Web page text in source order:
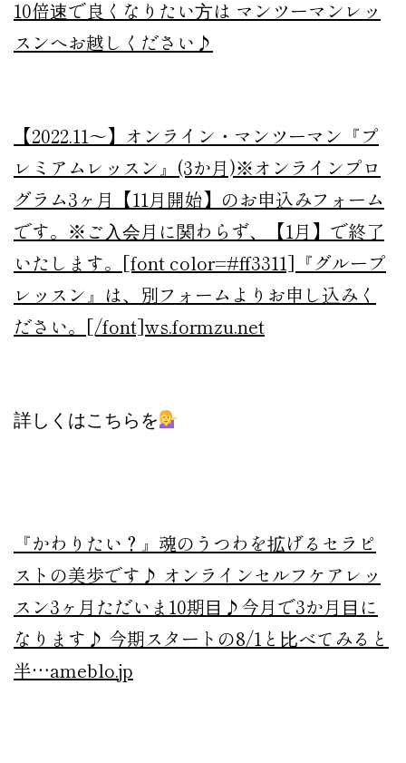
10倍速で良くなりたい方は マンツーマンレッ
スンへお越しください♪
【2022.11～】オンライン・マンツーマン『プ
レミアムレッスン』(3か月)※オンラインプロ
グラム3ヶ月【11月開始】のお申込みフォーム
です。※ご入会月に関わらず、【1月】で終了
いたします。[font color=#ff3311]『グループ
レッスン』は、別フォームよりお申し込みく
ださい。[/font]ws.formzu.net
詳しくはこちらを
『かわりたい？』 魂のうつわを拡げるセラピ
ストの美歩です♪ オンラインセルフケアレッ
スン3ヶ月ただいま10期目♪今月で3か月目に
なります♪ 今期スタートの8/1と比べてみると
半…ameblo.jp